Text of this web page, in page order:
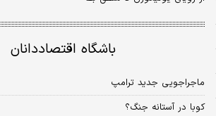
باشگاه اقتصاددانان
ماجراجویی جدید ترامپ
کوبا در آستانه جنگ؟